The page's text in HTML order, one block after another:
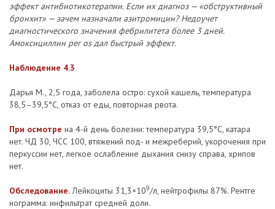
эффект антибиотикотерапии. Если их диагноз — «обструктивный
бронхит» — зачем назначали азитромицин? Недоучет
диагностического значения фебрилитета более 3 дней.
Амоксициллин per os дал быстрый эффект.
Наблюдение 4.3
Дарья М., 2,5 года, заболела остро: сухой кашель, температура
38,5–39,5°С, отказ от еды, повторная рвота.
При осмотре на 4-й день болезни: температура 39,5°С, катара
нет. ЧД 30, ЧСС 100, втяжений под- и межреберий, укорочения при
перкуссии нет, легкое ослабление дыхания снизу справа, хрипов
нет.
Обследование.Лейкоциты 31,3×109/л, нейтрофилы 87%. Рентге
нограмма: инфильтрат средней доли.